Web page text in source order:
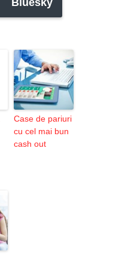
Bluesky
Case de pariuri
cu cel mai bun
cash out